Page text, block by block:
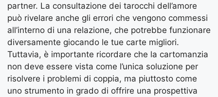
partner. La consultazione dei tarocchi dell’amore
può rivelare anche gli errori che vengono commessi
all’interno di una relazione, che potrebbe funzionare
diversamente giocando le tue carte migliori.
Tuttavia, è importante ricordare che la cartomanzia
non deve essere vista come l’unica soluzione per
risolvere i problemi di coppia, ma piuttosto come
uno strumento in grado di offrire una prospettiva